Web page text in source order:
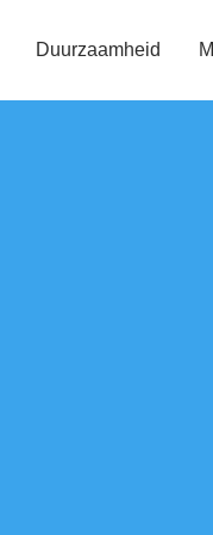
Duurzaamheid